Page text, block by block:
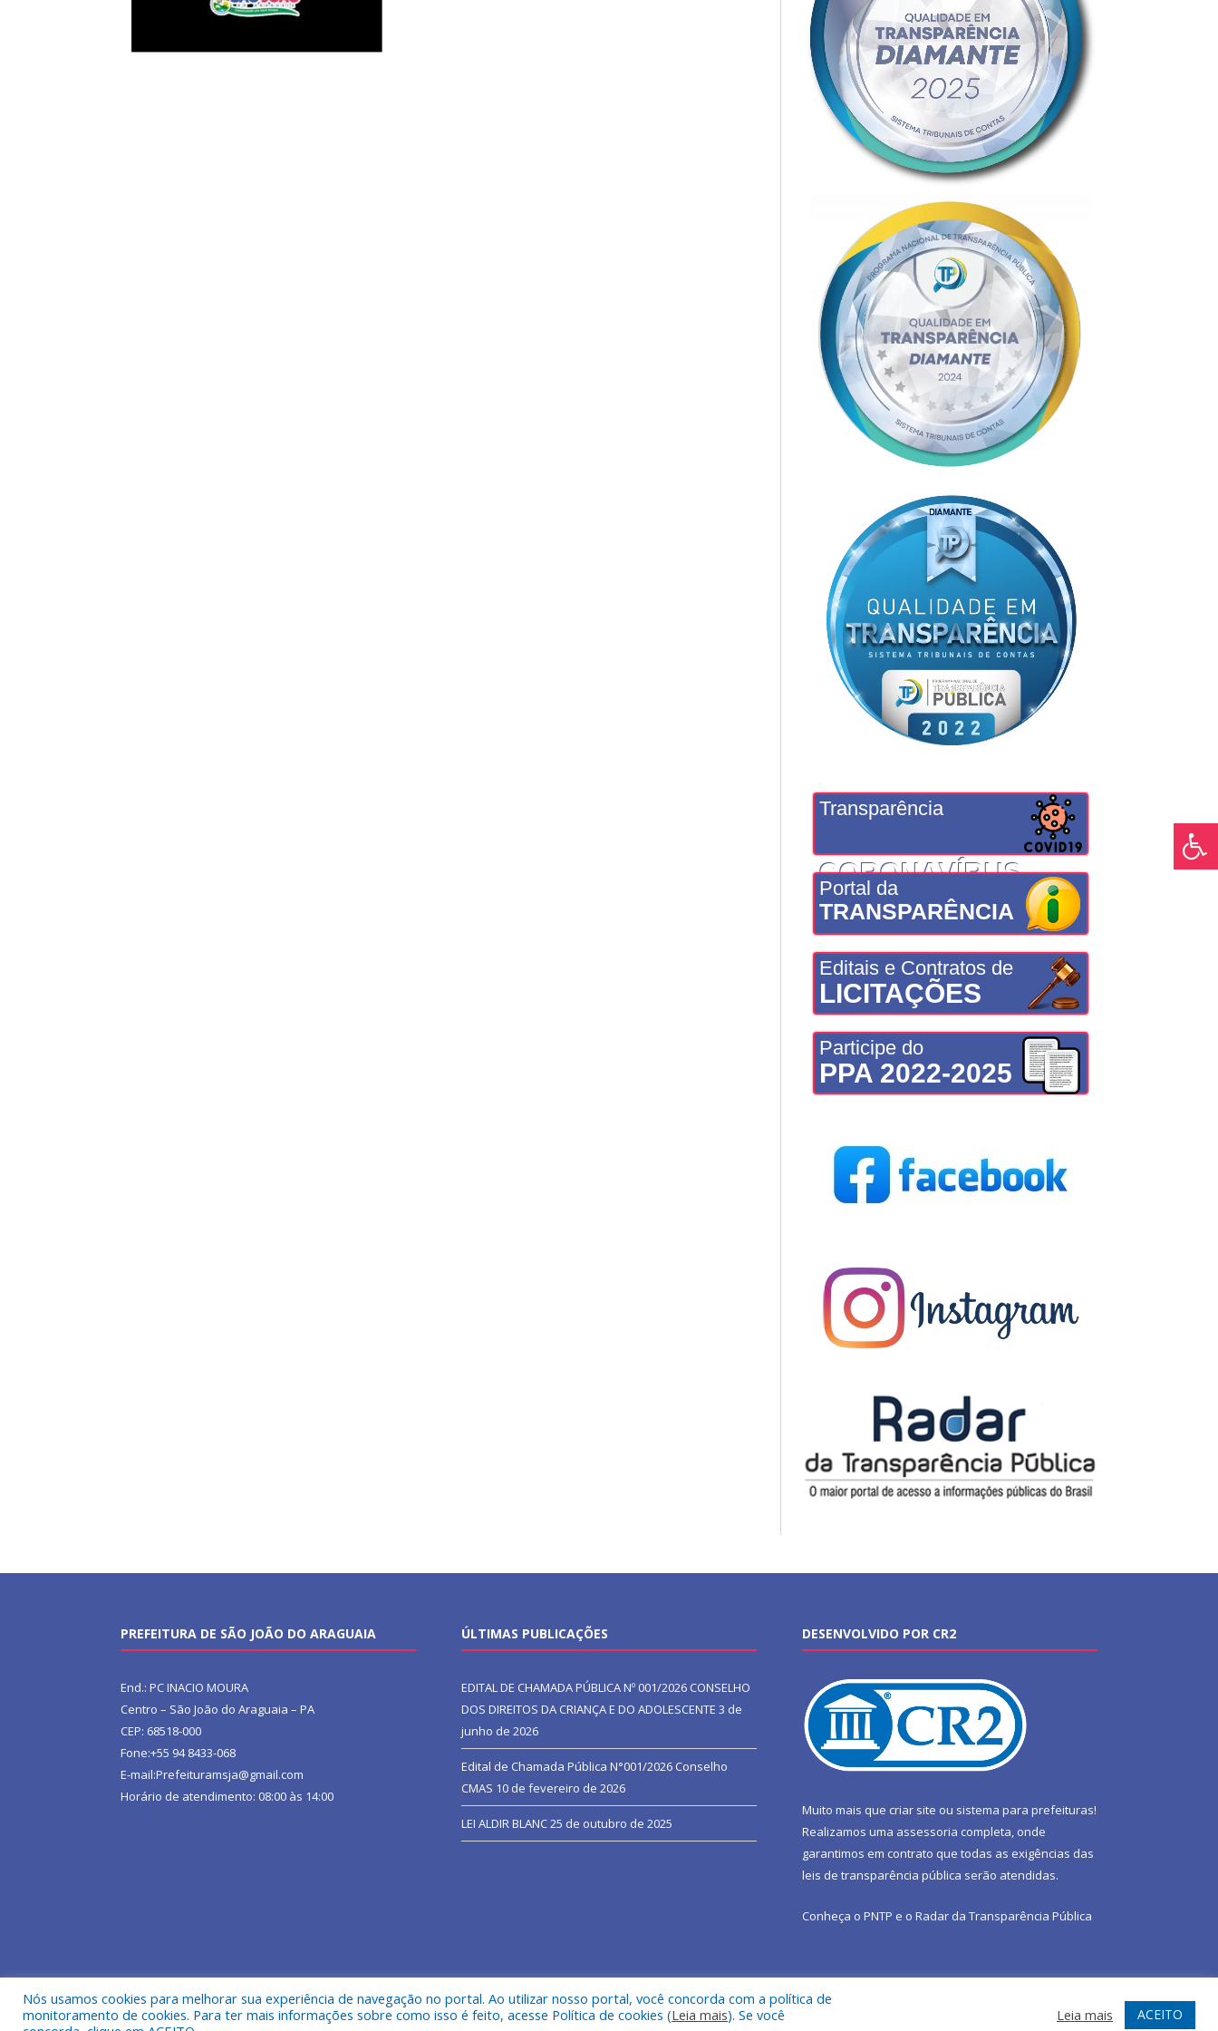
Transparência
CORONAVÍRUS
Portal da
TRANSPARÊNCIA
Editais e Contratos de
LICITAÇÕES
Participe do
PPA 2022-2025
PREFEITURA DE SÃO JOÃO DO ARAGUAIA
End.: PC INACIO MOURA
Centro – São João do Araguaia – PA
CEP: 68518-000
Fone:+55 94 8433-068
E-mail:Prefeituramsja@gmail.com
Horário de atendimento: 08:00 às 14:00
ÚLTIMAS PUBLICAÇÕES
EDITAL DE CHAMADA PÚBLICA Nº 001/2026 CONSELHO
DOS DIREITOS DA CRIANÇA E DO ADOLESCENTE 3 de
junho de 2026
Edital de Chamada Pública N°001/2026 Conselho
CMAS 10 de fevereiro de 2026
LEI ALDIR BLANC25 de outubro de 2025
DESENVOLVIDO POR CR2
Muito mais que criar site ou sistema para prefeituras!
Realizamos uma assessoria completa, onde
garantimos em contrato que todas as exigências das
leis de transparência pública serão atendidas.
Conheça o PNTP e o Radar da Transparência Pública
Todos os direitos reservados a Prefeitura Municipal de São João do Araguaia. Mapa do Site Acessar Webmail
Nós usamos cookies para melhorar sua experiência de navegação no portal. Ao utilizar nosso portal, você concorda com a política de
monitoramento de cookies. Para ter mais informações sobre como isso é feito, acesse Política de cookies (Leia mais). Se você
Leia mais ACEITO